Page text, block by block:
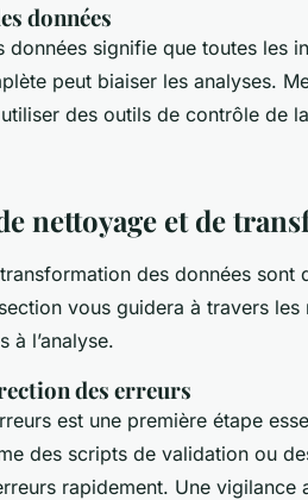
données
données signifie que toutes les
peut biaiser les analyses.
des outils de contrôle de
nettoyage et de
des données
vous guidera à travers
à l’analyse.
des erreurs
est une première étape
des scripts de validation ou
rapidement. Une vigilance